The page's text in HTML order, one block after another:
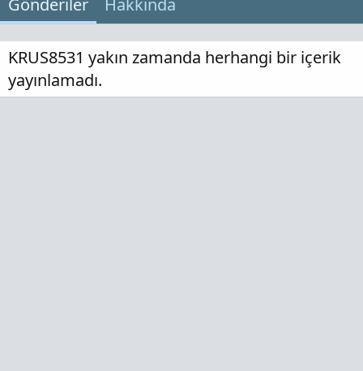
Gönderiler Hakkında
KRUS8531 yakın zamanda herhangi bir içerik
yayınlamadı.